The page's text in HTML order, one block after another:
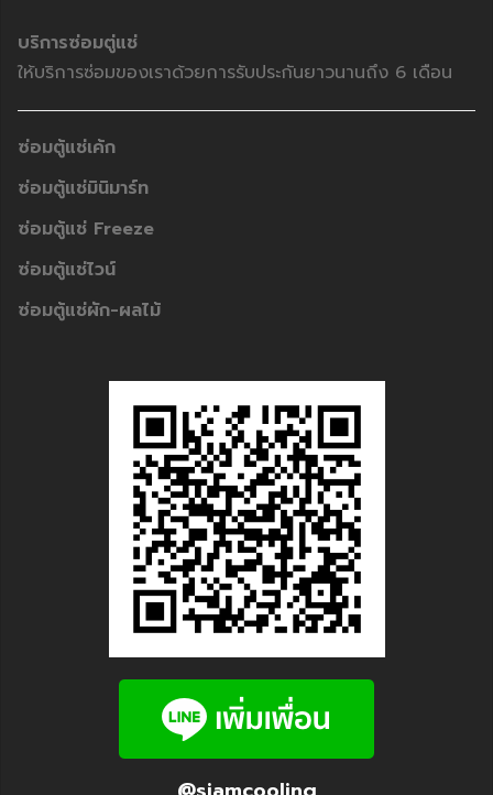
บริการซ่อมตู่แช่
ให้บริการซ่อมของเราด้วยการรับประกันยาวนานถึง 6 เดือน
ซ่อมตู้แช่เค้ก
ซ่อมตู้แช่มินิมาร์ท
ซ่อมตู้แช่ Freeze
ซ่อมตู้แช่ไวน์
ซ่อมตู้แช่ผัก-ผลไม้